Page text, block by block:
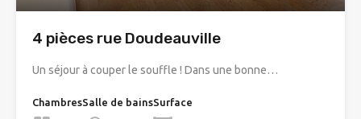
4 pièces rue Doudeauville
Un séjour à couper le souffle ! Dans une bonne…
ChambresSalle de bainsSurface